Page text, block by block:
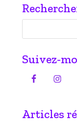
Suivez-
Articles